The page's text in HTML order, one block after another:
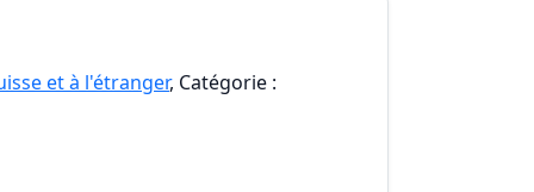
et à l'étranger, Catégorie :